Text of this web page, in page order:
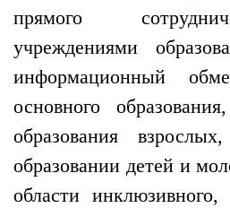
прямого
учреждениями
информационный
основного
образования
образовании детей и
области инклюзивного,